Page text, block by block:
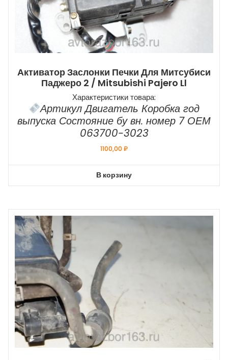
Активатор Заслонки Печки Для Митсубиси
Паджеро 2 / Mitsubishi Pajero Ll
Характеристики товара:
Артикул Двигатель Коробка год
выпуска Состояние бу вн. номер 7 ОЕМ
063700-3023
1100,00₽
В корзину